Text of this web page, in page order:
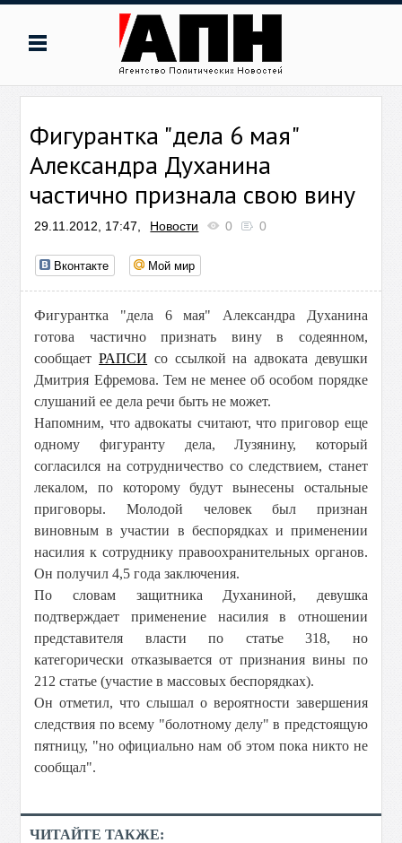
Фигурантка "дела 6 мая"
Александра Духанина
частично признала свою вину
29.11.2012, 17:47, Новости 0 0
Вконтакте Мой мир
Фигурантка "дела 6 мая" Александра Духанина
готова частично признать вину в содеянном,
сообщаетРАПСИ со ссылкой на адвоката девушки
Дмитрия Ефремова. Тем не менее об особом порядке
слушаний ее дела речи быть не может.
Напомним, что адвокаты считают, что приговор еще
одному фигуранту дела, Лузянину, который
согласился на сотрудничество со следствием, станет
лекалом, по которому будут вынесены остальные
приговоры. Молодой человек был признан
виновным в участии в беспорядках и применении
насилия к сотруднику правоохранительных органов.
Он получил 4,5 года заключения.
По словам защитника Духаниной, девушка
подтверждает применение насилия в отношении
представителя власти по статье 318, но
категорически отказывается от признания вины по
212 статье (участие в массовых беспорядках).
Он отметил, что слышал о вероятности завершения
следствия по всему "болотному делу" в предстоящую
пятницу, "но официально нам об этом пока никто не
сообщал".
ЧИТАЙТЕ ТАКЖЕ: